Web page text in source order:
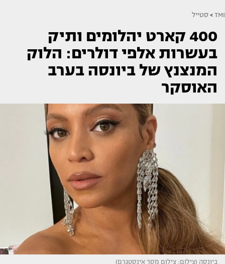
TMI
> סטייל
400 קארט יהלומים ותיק
בעשרות אלפי דולרים: הלוק
המנצנץ של ביונסה בערב
האוסקר
ביונסה (צילום: צילום מסך אינסטגרם)